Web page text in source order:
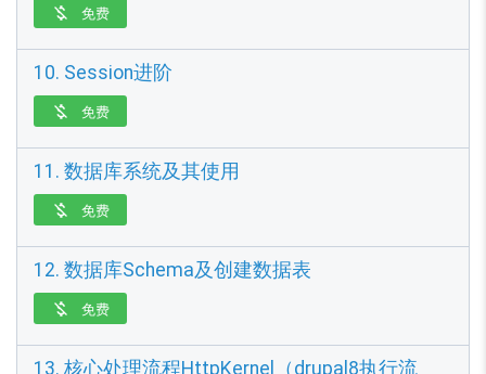
 免费
10. Session进阶
 免费
11. 数据库系统及其使用
 免费
12. 数据库Schema及创建数据表
 免费
13. 核心处理流程HttpKernel（drupal8执行流